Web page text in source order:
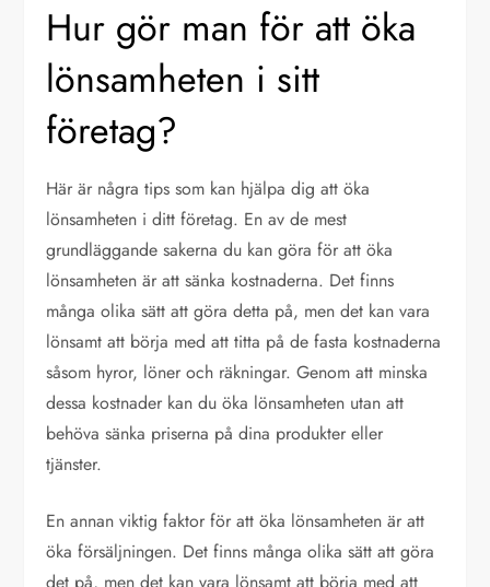
Hur gör man för att öka
lönsamheten i sitt
företag?
Här är några tips som kan hjälpa dig att öka
lönsamheten i ditt företag. En av de mest
grundläggande sakerna du kan göra för att öka
lönsamheten är att sänka kostnaderna. Det finns
många olika sätt att göra detta på, men det kan vara
lönsamt att börja med att titta på de fasta kostnaderna
såsom hyror, löner och räkningar. Genom att minska
dessa kostnader kan du öka lönsamheten utan att
behöva sänka priserna på dina produkter eller
tjänster.
En annan viktig faktor för att öka lönsamheten är att
öka försäljningen. Det finns många olika sätt att göra